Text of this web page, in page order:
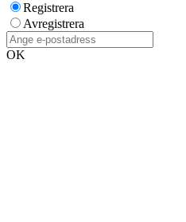
Registrera
Avregistrera
OK